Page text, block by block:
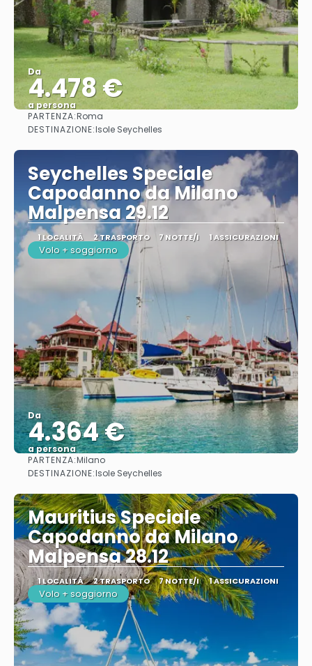
Da
4.478 €
a persona
Vedere
PARTENZA:Roma
DESTINAZIONE:Isole Seychelles
Seychelles Speciale
Capodanno da Milano
Malpensa 29.12
1 LOCALITÀ 2 TRASPORTO 7 NOTTE/I 1 ASSICURAZIONI
Volo + soggiorno
Da
4.364 €
a persona
Vedere
PARTENZA:Milano
DESTINAZIONE:Isole Seychelles
Mauritius Speciale
Capodanno da Milano
Malpensa 28.12
1 LOCALITÀ 2 TRASPORTO 7 NOTTE/I 1 ASSICURAZIONI
Volo + soggiorno